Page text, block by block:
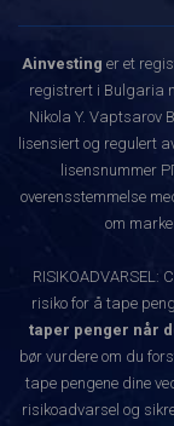
Ainvesting er et
registrert i Bulgaria
Nikola Y. Vaptsarov
lisensiert og regulert
lisensnummer
overensstemmelse
om
RISIKOADVARSEL:
risiko for å tape
taper penger når
bør vurdere om du
tape pengene dine
risikoadvarsel og